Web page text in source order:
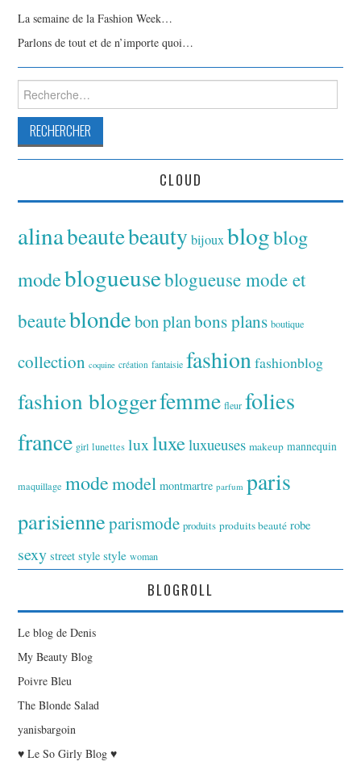
La semaine de la Fashion Week…
Parlons de tout et de n’importe quoi…
CLOUD
alinabeautebeauty bijoux blogblog
modeblogueuseblogueuse mode et
beauteblondebon planbons plans boutique
collection coquine création fantaisie fashionfashionblog
fashion bloggerfemme fleur folies
france girl lunettes luxluxeluxueuses makeup mannequin
maquillage modemodel montmartre parfum paris
parisienneparismode produits produits beauté robe
sexy street style style woman
BLOGROLL
Le blog de Denis
My Beauty Blog
Poivre Bleu
The Blonde Salad
yanisbargoin
♥ Le So Girly Blog ♥